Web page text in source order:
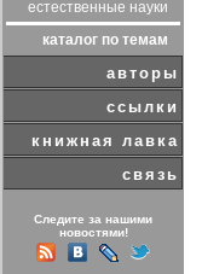
естественные науки
каталог по темам
авторы
ссылки
книжная лавка
связь
Следите за нашими
новостями!